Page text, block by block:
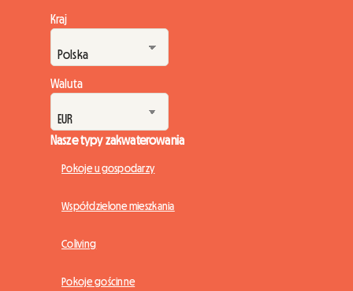
Kraj
Waluta
Nasze typy zakwaterowania
Pokoje u gospodarzy
Współdzielone mieszkania
Coliving
Pokoje gościnne